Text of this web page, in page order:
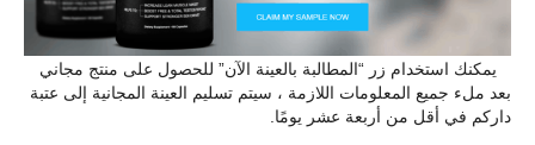
يمكنك استخدام زر “المطالبة بالعينة الآن” للحصول على منتج مجاني
بعد ملء جميع المعلومات اللازمة ، سيتم تسليم العينة المجانية إلى عتبة
داركم في أقل من أربعة عشر يومًا.